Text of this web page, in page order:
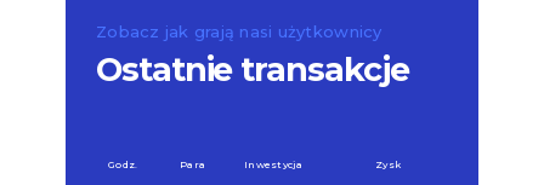
Zobacz jak grają nasi użytkownicy
Ostatnie transakcje
Godz. Para Inwestycja Zysk